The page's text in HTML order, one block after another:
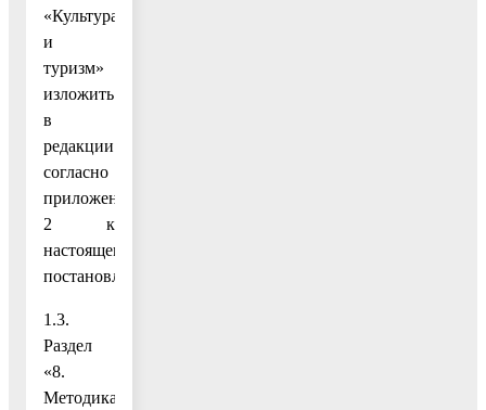
«Культура
и
туризм»
изложить
в
редакции
согласно
приложению
2 к
настоящему
постановлению;
1.3.
Раздел
«8.
Методика